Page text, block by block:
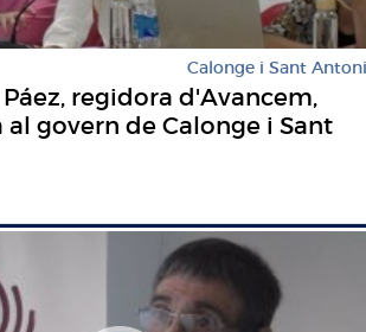
Calonge i Sant Antoni
regidora d'Avancem,
govern de Calonge i Sant